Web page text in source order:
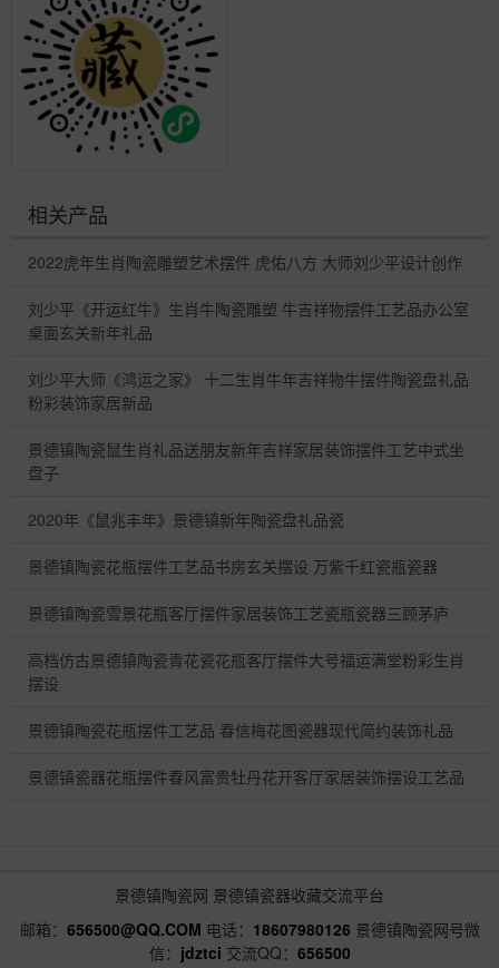
相关产品
2022虎年生肖陶瓷雕塑艺术摆件 虎佑八方 大师刘少平设计创作
刘少平《开运红牛》生肖牛陶瓷雕塑 牛吉祥物摆件工艺品办公室
桌面玄关新年礼品
刘少平大师《鸿运之家》 十二生肖牛年吉祥物牛摆件陶瓷盘礼品
粉彩装饰家居新品
景德镇陶瓷鼠生肖礼品送朋友新年吉祥家居装饰摆件工艺中式坐
盘子
2020年《鼠兆丰年》景德镇新年陶瓷盘礼品瓷
景德镇陶瓷花瓶摆件工艺品书房玄关摆设 万紫千红瓷瓶瓷器
景德镇陶瓷雪景花瓶客厅摆件家居装饰工艺瓷瓶瓷器三顾茅庐
高档仿古景德镇陶瓷青花瓷花瓶客厅摆件大号福运满堂粉彩生肖
摆设
景德镇陶瓷花瓶摆件工艺品 春信梅花图瓷器现代简约装饰礼品
景德镇瓷器花瓶摆件春风富贵牡丹花开客厅家居装饰摆设工艺品
景德镇陶瓷网 景德镇瓷器收藏交流平台
邮箱： 656500@QQ.COM 电话： 18607980126 景德镇陶瓷网号微
信： jdztci 交流QQ： 656500